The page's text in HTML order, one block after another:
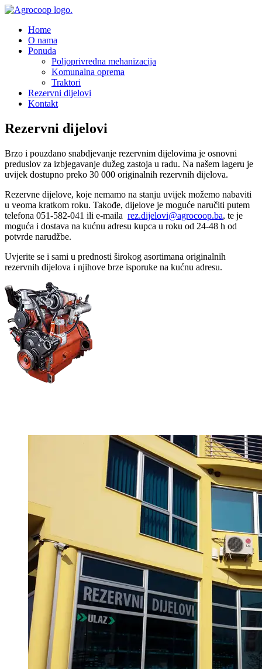
Home
O nama
Ponuda
Poljoprivredna mehanizacija
Komunalna oprema
Traktori
Rezervni dijelovi
Kontakt
Rezervni dijelovi
Brzo i pouzdano snabdjevanje rezervnim dijelovima je osnovni
preduslov za izbjegavanje dužeg zastoja u radu. Na našem lageru je
uvijek dostupno preko 30 000 originalnih rezervnih dijelova.
Rezervne dijelove, koje nemamo na stanju uvijek možemo nabaviti
u veoma kratkom roku. Takođe, dijelove je moguće naručiti putem
telefona 051-582-041 ili e-maila rez.dijelovi@agrocoop.ba, te je
moguća i dostava na kućnu adresu kupca u roku od 24-48 h od
potvrde narudžbe.
Uvjerite se i sami u prednosti širokog asortimana originalnih
rezervnih dijelova i njihove brze isporuke na kućnu adresu.